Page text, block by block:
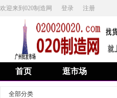
欢迎来到020制造网 登录 注册
首页 逛市场
全部分类